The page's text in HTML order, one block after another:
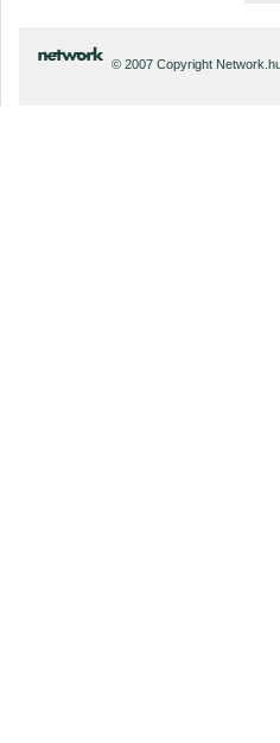
© 2007 Copyright